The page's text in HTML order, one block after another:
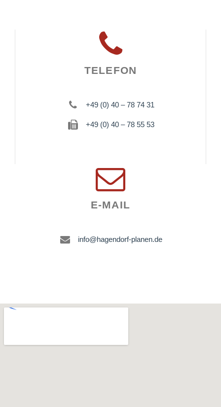
TELEFON
+49 (0) 40 – 78 74 31
+49 (0) 40 – 78 55 53
E-MAIL
info@hagendorf-planen.de